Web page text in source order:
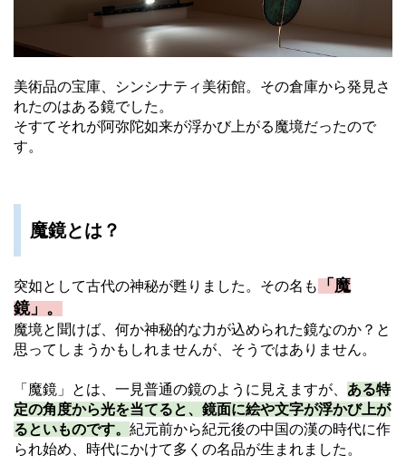
美術品の宝庫、シンシナティ美術館。その倉庫から発見さ
れたのはある鏡でした。
そすてそれが阿弥陀如来が浮かび上がる魔境だったので
す。
魔鏡とは？
突如として古代の神秘が甦りました。その名も
「魔
鏡」。
魔境と聞けば、何か神秘的な力が込められた鏡なのか？と
思ってしまうかもしれませんが、そうではありません。
「魔鏡」とは、一見普通の鏡のように見えますが、 ある特
定の角度から光を当てると、鏡面に絵や文字が浮かび上が
るといものです。 紀元前から紀元後の中国の漢の時代に作
られ始め、時代にかけて多くの名品が生まれました。